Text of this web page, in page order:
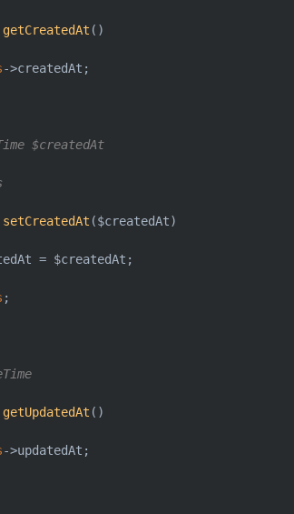
getCreatedAt ()
->createdAt;
$createdAt
setCreatedAt ($createdAt)
= $createdAt;
;
getUpdatedAt ()
->updatedAt;